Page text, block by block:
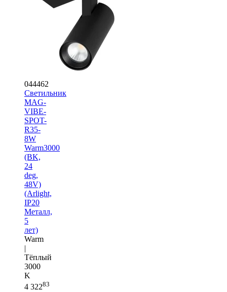
044462
Светильник
MAG-
VIBE-
SPOT-
R35-
8W
Warm3000
(BK,
24
deg,
48V)
(Arlight,
IP20
Металл,
5
лет)
Warm
|
Тёплый
3000
K
4 32283